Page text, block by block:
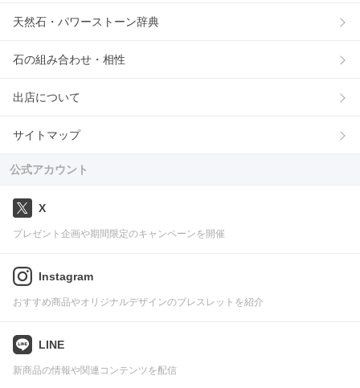
天然石・パワーストーン辞典
石の組み合わせ・相性
出店について
サイトマップ
公式アカウント
X
プレゼント企画や期間限定のキャンペーンを開催
Instagram
おすすめ商品やオリジナルデザインのブレスレットを紹介
LINE
新商品の情報や関連コンテンツを配信